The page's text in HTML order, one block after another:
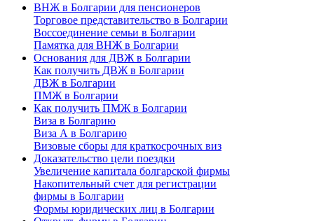
ВНЖ в Болгарии для пенсионеров
Торговое представительство в Болгарии
Воссоединение семьи в Болгарии
Памятка для ВНЖ в Болгарии
Основания для ДВЖ в Болгарии
Как получить ДВЖ в Болгарии
ДВЖ в Болгарии
ПМЖ в Болгарии
Как получить ПМЖ в Болгарии
Виза в Болгарию
Виза А в Болгарию
Визовые сборы для краткосрочных виз
Доказательство цели поездки
Увеличение капитала болгарской фирмы
Накопительный счет для регистрации
фирмы в Болгарии
Формы юридических лиц в Болгарии